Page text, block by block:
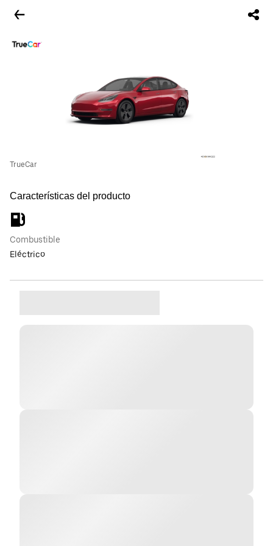
TrueCar
Características del producto
Combustible
Eléctrico